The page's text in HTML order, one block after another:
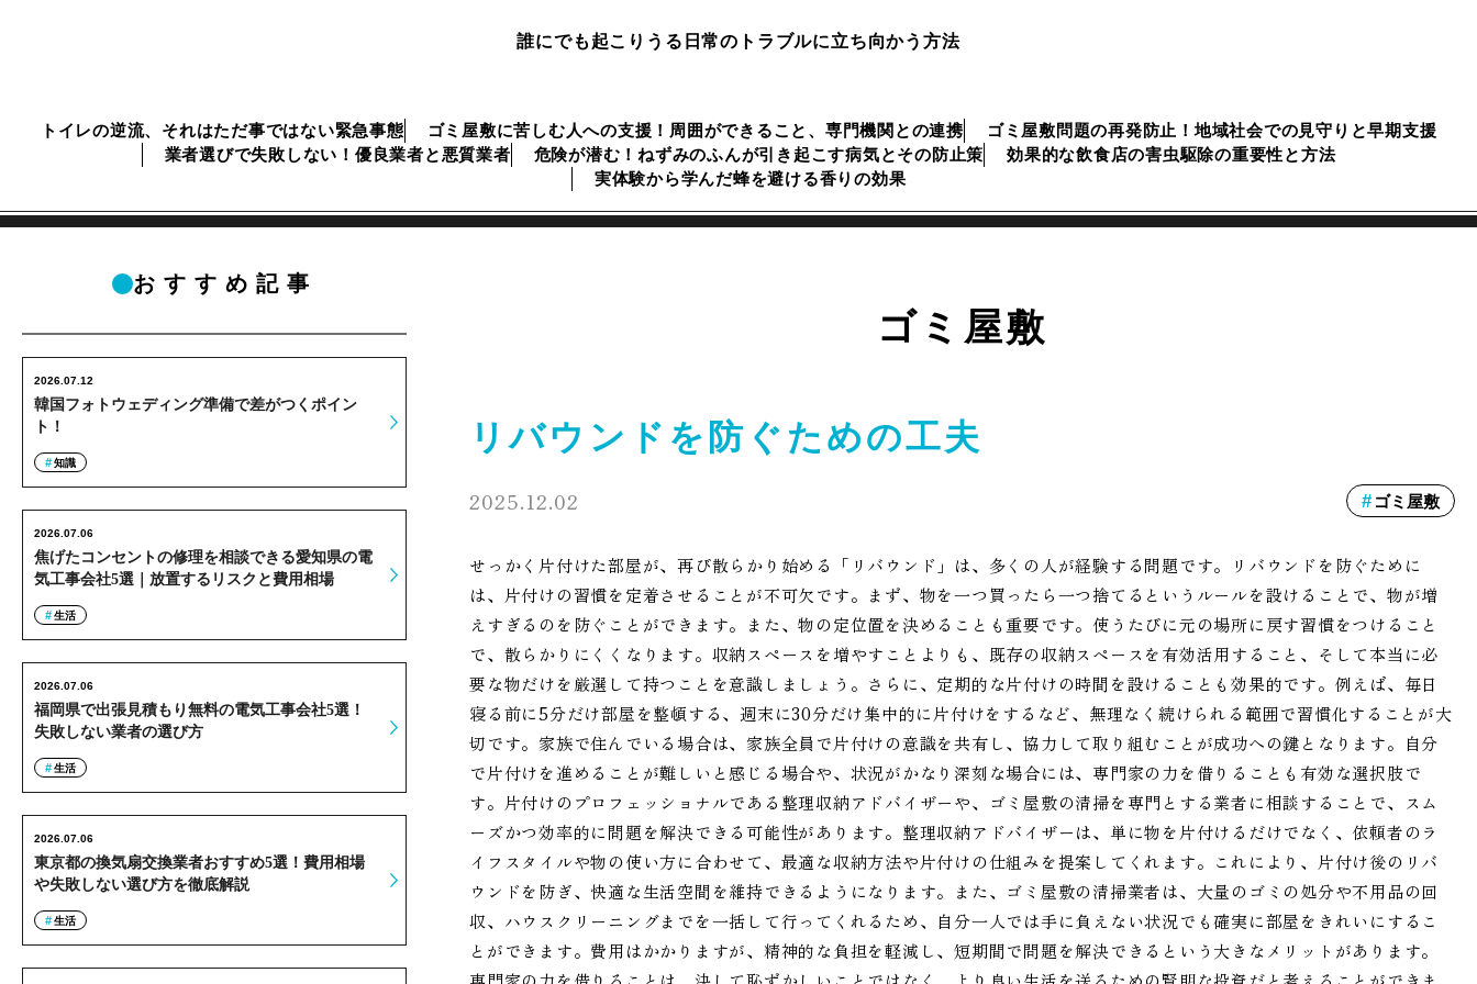
誰にでも起こりうる日常のトラブルに立ち向かう方法
トイレの逆流、それはただ事ではない緊急事態 ゴミ屋敷に苦しむ人への支援！周囲ができること、専門機関との連携
ゴミ屋敷問題の再発防止！地域社会での見守りと早期支援
業者選びで失敗しない！優良業者と悪質業者
危険が潜む！ねずみのふんが引き起こす病気とその防止策
効果的な飲食店の害虫駆除の重要性と方法
実体験から学んだ蜂を避ける香りの効果
ゴミ屋敷
リバウンドを防ぐための工夫
2025.12.02 ゴミ屋敷
せっかく片付けた部屋が、再び散らかり始める「リバウンド」は、多くの人が経験する問題です。リバウンドを防ぐために
は、片付けの習慣を定着させることが不可欠です。まず、物を一つ買ったら一つ捨てるというルールを設けることで、物が増
えすぎるのを防ぐことができます。また、物の定位置を決めることも重要です。使うたびに元の場所に戻す習慣をつけること
で、散らかりにくくなります。収納スペースを増やすことよりも、既存の収納スペースを有効活用すること、そして本当に必
要な物だけを厳選して持つことを意識しましょう。さらに、定期的な片付けの時間を設けることも効果的です。例えば、毎日
寝る前に5分だけ部屋を整頓する、週末に30分だけ集中的に片付けをするなど、無理なく続けられる範囲で習慣化することが大
切です。家族で住んでいる場合は、家族全員で片付けの意識を共有し、協力して取り組むことが成功への鍵となります。自分
で片付けを進めることが難しいと感じる場合や、状況がかなり深刻な場合には、専門家の力を借りることも有効な選択肢で
す。片付けのプロフェッショナルである整理収納アドバイザーや、ゴミ屋敷の清掃を専門とする業者に相談することで、スム
ーズかつ効率的に問題を解決できる可能性があります。整理収納アドバイザーは、単に物を片付けるだけでなく、依頼者のラ
イフスタイルや物の使い方に合わせて、最適な収納方法や片付けの仕組みを提案してくれます。これにより、片付け後のリバ
ウンドを防ぎ、快適な生活空間を維持できるようになります。また、ゴミ屋敷の清掃業者は、大量のゴミの処分や不用品の回
収、ハウスクリーニングまでを一括して行ってくれるため、自分一人では手に負えない状況でも確実に部屋をきれいにするこ
とができます。費用はかかりますが、精神的な負担を軽減し、短期間で問題を解決できるという大きなメリットがあります。
おすすめ記事
韓国フォトウェディング準備で差がつくポイン
ト！
2026.07.12
知識
焦げたコンセントの修理を相談できる愛知県の電
気工事会社5選｜放置するリスクと費用相場
2026.07.06
生活
福岡県で出張見積もり無料の電気工事会社5選！
失敗しない業者の選び方
2026.07.06
生活
東京都の換気扇交換業者おすすめ5選！費用相場
や失敗しない選び方を徹底解説
2026.07.06
生活